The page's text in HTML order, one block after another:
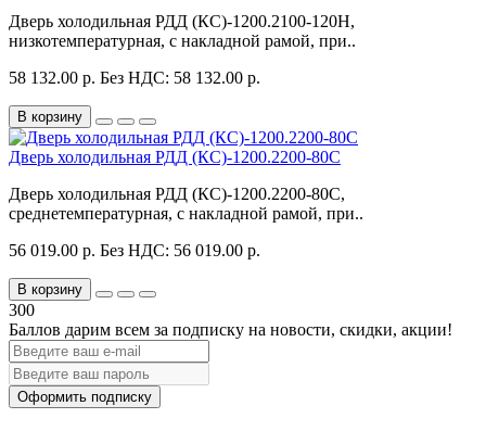
Дверь холодильная РДД (КС)-1200.2100-120Н,
низкотемпературная, с накладной рамой, при..
58 132.00 р. Без НДС: 58 132.00 р.
В корзину
Дверь холодильная РДД (КС)-1200.2200-80С
Дверь холодильная РДД (КС)-1200.2200-80С,
среднетемпературная, с накладной рамой, при..
56 019.00 р. Без НДС: 56 019.00 р.
В корзину
300
Баллов дарим всем за подписку на новости, скидки, акции!
Оформить подписку